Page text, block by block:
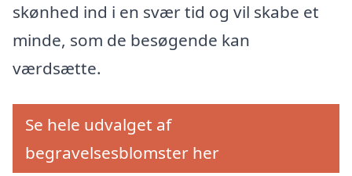
skønhed ind i en svær tid og vil skabe et
minde, som de besøgende kan
værdsætte.
Se hele udvalget af
begravelsesblomster her